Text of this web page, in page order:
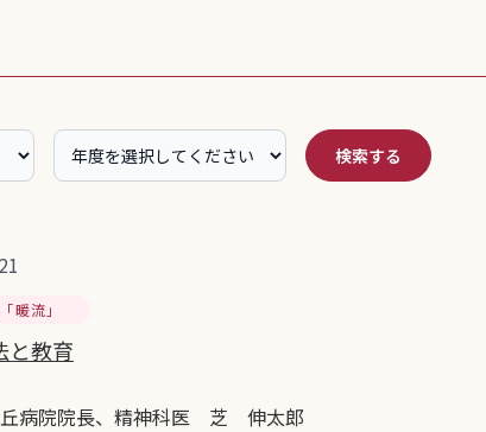
検索する
暖流」
と教育
丘病院院長、精神科医 芝 伸太郎